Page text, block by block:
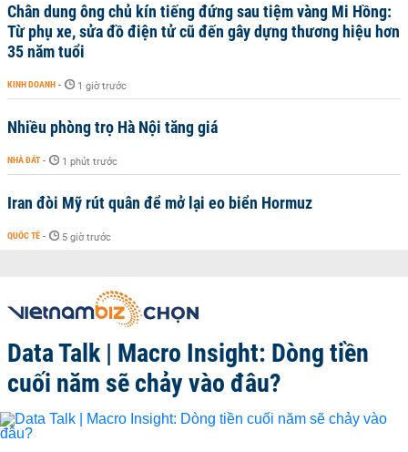
Chân dung ông chủ kín tiếng đứng sau tiệm vàng Mi Hồng:
Từ phụ xe, sửa đồ điện tử cũ đến gây dựng thương hiệu hơn
35 năm tuổi
KINH DOANH - 1 giờ trước
Nhiều phòng trọ Hà Nội tăng giá
NHÀ ĐẤT - 1 phút trước
Iran đòi Mỹ rút quân để mở lại eo biển Hormuz
QUỐC TẾ - 5 giờ trước
Data Talk | Macro Insight: Dòng tiền
cuối năm sẽ chảy vào đâu?